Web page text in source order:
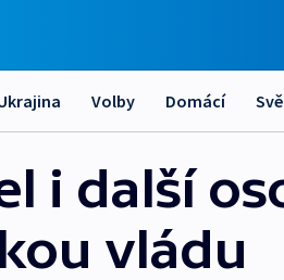
Volby Domácí
i další
vládu